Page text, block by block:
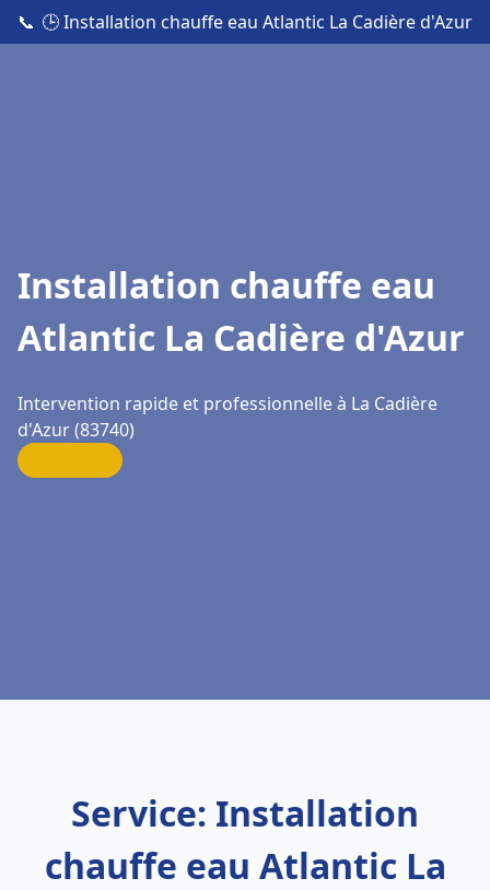
📞 🕒 Installation chauffe eau Atlantic La Cadière d'Azur
Installation chauffe eau
Atlantic La Cadière d'Azur
Intervention rapide et professionnelle à La Cadière
d'Azur (83740)
Service: Installation
chauffe eau Atlantic La